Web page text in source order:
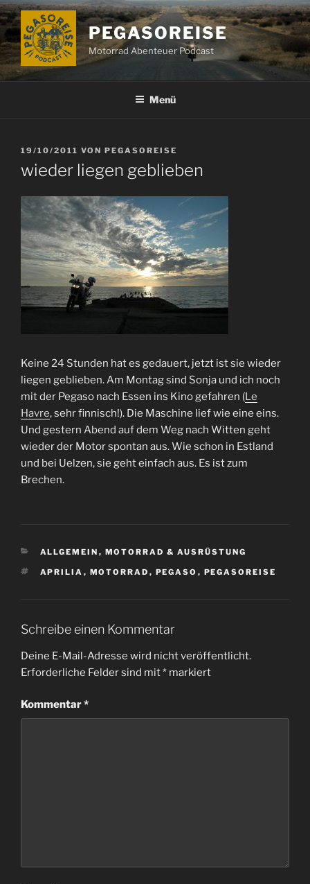
Zum
Inhalt
springen
PEGASOREISE
Motorrad Abenteuer Podcast
Menü
VERÖFFENTLICHT
AM
19/10/2011 VON PEGASOREISE
wieder liegen geblieben
Keine 24 Stunden hat es gedauert, jetzt ist sie wieder
liegen geblieben. Am Montag sind Sonja und ich noch
mit der Pegaso nach Essen ins Kino gefahren (Le
Havre, sehr finnisch!). Die Maschine lief wie eine eins.
Und gestern Abend auf dem Weg nach Witten geht
wieder der Motor spontan aus. Wie schon in Estland
und bei Uelzen, sie geht einfach aus. Es ist zum
Brechen.
KATEGORIEN
ALLGEMEIN , MOTORRAD & AUSRÜSTUNG
SCHLAGWÖRTER
APRILIA , MOTORRAD , PEGASO , PEGASOREISE
Schreibe einen Kommentar
Deine E-Mail-Adresse wird nicht veröffentlicht.
Erforderliche Felder sind mit* markiert
Kommentar*